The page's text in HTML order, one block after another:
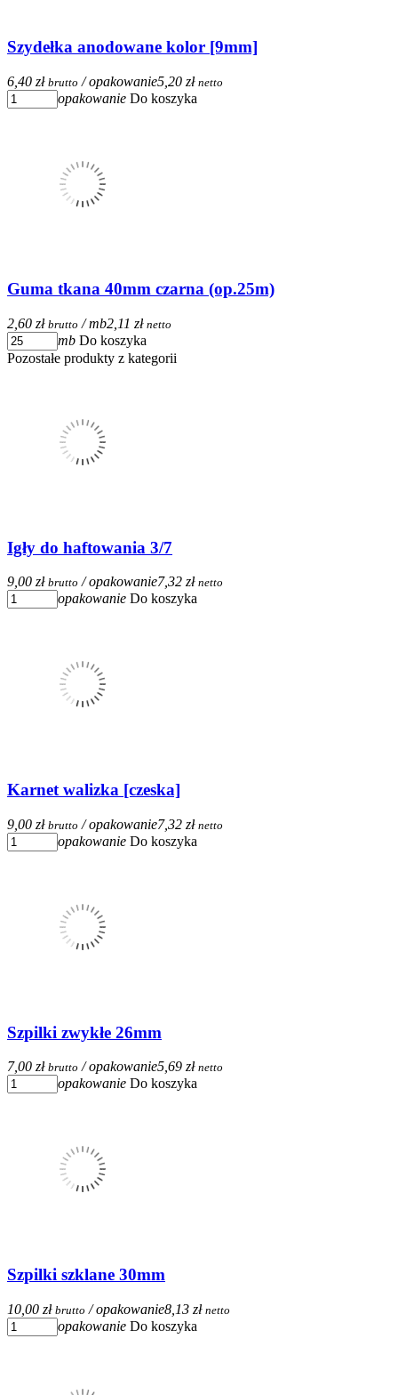
Szydełka anodowane kolor [9mm]
6,40 zł brutto / opakowanie5,20 zł netto
opakowanie Do koszyka
Guma tkana 40mm czarna (op.25m)
2,60 zł brutto / mb2,11 zł netto
mb Do koszyka
Pozostałe produkty z kategorii
Igły do haftowania 3/7
9,00 zł brutto / opakowanie7,32 zł netto
opakowanie Do koszyka
Karnet walizka [czeska]
9,00 zł brutto / opakowanie7,32 zł netto
opakowanie Do koszyka
Szpilki zwykłe 26mm
7,00 zł brutto / opakowanie5,69 zł netto
opakowanie Do koszyka
Szpilki szklane 30mm
10,00 zł brutto / opakowanie8,13 zł netto
opakowanie Do koszyka